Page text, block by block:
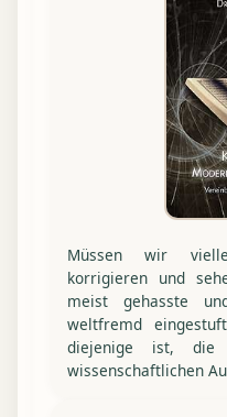
Müssen wir
korrigieren und
meist gehasste
weltfremd
diejenige ist, die
wissenschaftlichen